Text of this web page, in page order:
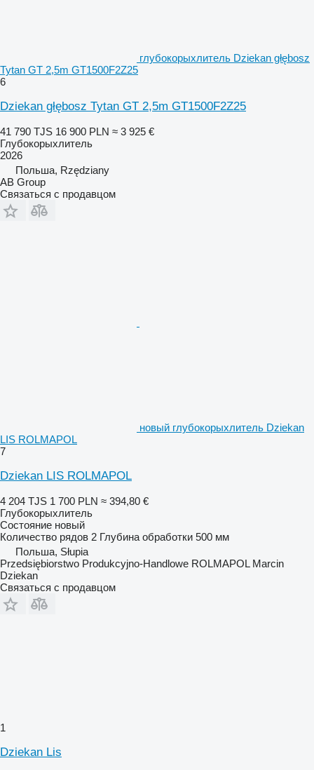
глубокорыхлитель Dziekan głębosz
Tytan GT 2,5m GT1500F2Z25
6
Dziekan głębosz Tytan GT 2,5m GT1500F2Z25
41 790 TJS 16 900 PLN ≈ 3 925 €
Глубокорыхлитель
2026
Польша, Rzędziany
AB Group
Связаться с продавцом
новый глубокорыхлитель Dziekan
LIS ROLMAPOL
7
Dziekan LIS ROLMAPOL
4 204 TJS 1 700 PLN ≈ 394,80 €
Глубокорыхлитель
Состояние новый
Количество рядов 2 Глубина обработки 500 мм
Польша, Słupia
Przedsiębiorstwo Produkcyjno-Handlowe ROLMAPOL Marcin
Dziekan
Связаться с продавцом
1
Dziekan Lis